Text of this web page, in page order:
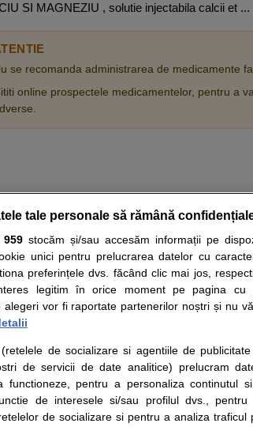
SI MAGNEZIU , solutie injectabila calcii et ...
se recomanda administrarea de medicamente
online prospectele medicamentelor, pentru a
Autoevaluare simptome Interpretare
avizate ale medicilor, sfaturile si orice alte
diagnosticul stabilit in urma investigatiilor si analizelor
punem la dispozitie pentru programare in sistemul de
noi
frecvente
Termeni si conditii
Politica de
confidentialitate
Politica de cookie
Modifica Setarile Cookie
tale personale să rămână
959stocăm și/sau accesăm informații pe
unici pentru prelucrarea datelor cu
preferințele dvs. făcând clic mai jos,
legitim în orice moment pe pagina cu
alegeri vor fi raportate partenerilor noștri și nu
de socializare si agentiile de
de servicii de date analitice) prelucram
functioneze, pentru a personaliza continutul
de interesele si/sau profilul dvs.,
de socializare si pentru a analiza traficul